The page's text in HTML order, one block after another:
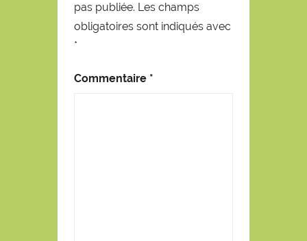
pas publiée. Les champs
obligatoires sont indiqués avec
*
Commentaire *